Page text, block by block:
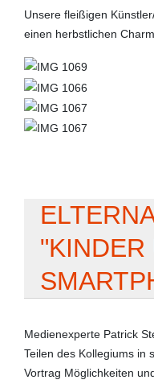
Unsere fleißigen
einen herbstlichen
"KINDER
Medienexperte Patrick
Teilen des Kollegiums in
Vortrag Möglichkeiten